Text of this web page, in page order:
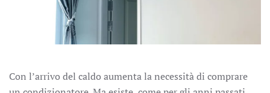
Con l’arrivo del caldo aumenta la necessità di comprare